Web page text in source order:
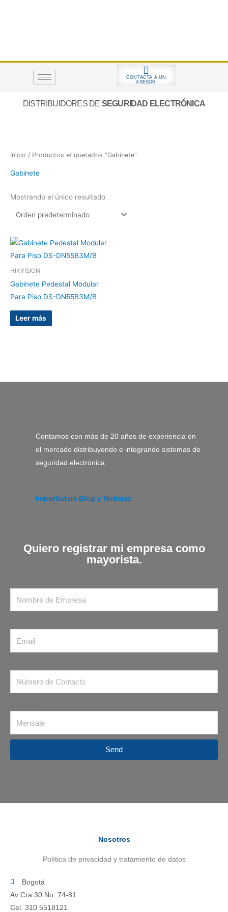
CONTACTA A UN
ASESOR
DISTRIBUIDORES DE SEGURIDAD ELECTRÓNICA
Inicio / Productos etiquetados “Gabinete”
Gabinete
Mostrando el único resultado
HIKVISION
Gabinete Pedestal Modular
Para Piso DS-DN55B3M/B
Leer más
Contamos con más de 20 años de experiencia en
el mercado distribuyendo e integrando sistemas de
seguridad electrónica.
Importlatam Blog y Noticias
Quiero registrar mi empresa como
mayorista.
Send
Nosotros
Política de privacidad y tratamiento de datos
Bogotá
Av Cra 30 No. 74-81
Cel. 310 5518121